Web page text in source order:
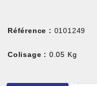
Référence : 0101249
Colisage : 0.05 Kg